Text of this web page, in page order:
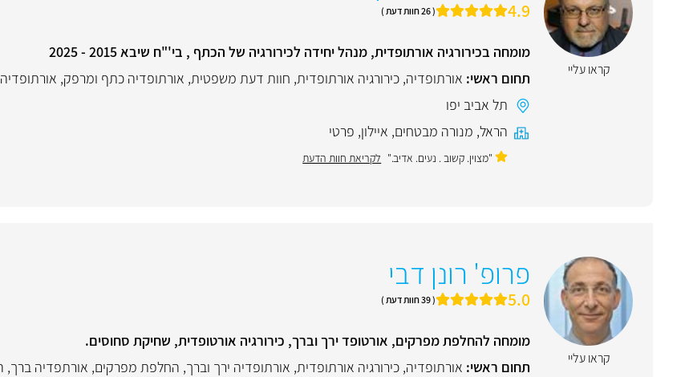
קראו עליי
4.9 ( 26 חוות דעת )
מומחה בכירורגיה אורתופדית, מנהל יחידה לכירורגיה של הכתף , בי'"ח שיבא 2015 - 2025
תחום ראשי: אורתופדיה, כירורגיה אורתופדית, חוות דעת משפטית, אורתופדיה כתף ומרפק,
תל אביב יפו
הראל, מנורה מבטחים, איילון, פרטי
"מצוין. קשוב . נעים. אדיב." לקריאת חוות הדעת
קראו עליי
פרופ' רונן דבי
5.0 ( 39 חוות דעת )
מומחה להחלפת מפרקים, אורטופד ירך וברך, כירורגיה אורטופדית, שחיקת סחוסים.
תחום ראשי: אורתופדיה, כירורגיה אורתופדית, אורתופדיה ירך וברך, החלפת מפרקים, אורתפדיה ברך,